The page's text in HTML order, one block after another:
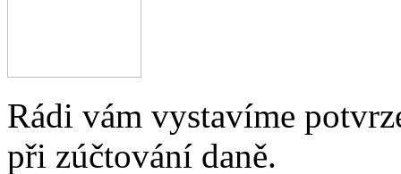
Rádi vám vystavíme
při zúčtování daně.